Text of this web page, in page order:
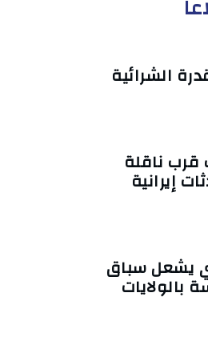
الشرائية
ناقلة
إيرانية
يشعل سباق
بالولايات